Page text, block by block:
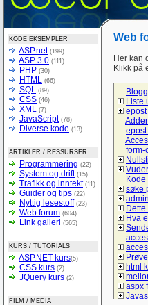
KODE EKSEMPLER
ASP.net (199)
ASP 3.0 (111)
PHP (30)
HTML (66)
SQL (89)
CSS (46)
XML (7)
JavaScript (78)
Diverse kode (13)
ARTIKLER / RESSURSER
Programmering (22)
System og drift (15)
Trafikk og inntekt (11)
Guider og tips (22)
Nyttig lesestoff (23)
Web forum (604)
Link galleri (565)
KURS / TUTORIALS
ASP.NET kurs(5)
CSS kurs (2)
JQuery kurs (2)
FILM / MEDIA
Web
Her kan
Klikk på
Liste
form-
søke
Hva
html
aspx